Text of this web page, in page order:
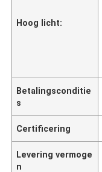
Hoog licht:
Betalingsconditie
s
Certificering
Levering vermoge
n